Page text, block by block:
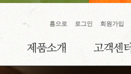
홈으로 로그인 회원가입